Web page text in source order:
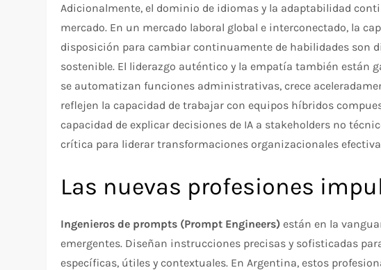
Adicionalmente, el dominio de idiomas y la adaptabilidad
mercado. En un mercado laboral global e interconectado, la
disposición para cambiar continuamente de habilidades son
sostenible. El liderazgo auténtico y la empatía también están
se automatizan funciones administrativas, crece
reflejen la capacidad de trabajar con equipos híbridos
capacidad de explicar decisiones de IA a stakeholders no
crítica para liderar transformaciones organizacionales
Las nuevas profesiones
Ingenieros de prompts (Prompt Engineers) están en la
emergentes. Diseñan instrucciones precisas y sofisticadas
específicas, útiles y contextuales. En Argentina, estos